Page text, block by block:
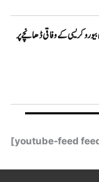
کے وفاقی ڈھانچے پر
[youtube-feed